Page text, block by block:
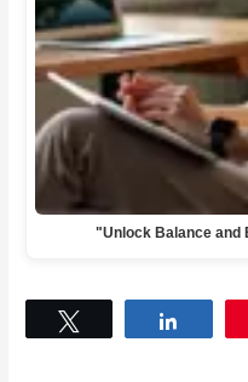
"Unlock Balance and